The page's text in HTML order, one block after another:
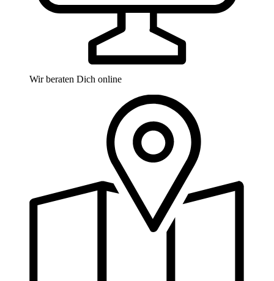
Wir beraten Dich online